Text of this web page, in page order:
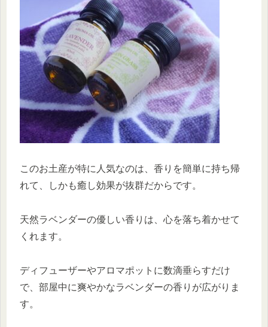
このお土産が特に人気なのは、香りを簡単に持ち帰
れて、しかも癒し効果が抜群だからです。
天然ラベンダーの優しい香りは、心を落ち着かせて
くれます。
ディフューザーやアロマポットに数滴垂らすだけ
で、部屋中に爽やかなラベンダーの香りが広がりま
す。